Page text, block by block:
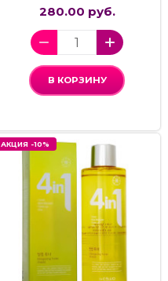
280.00 руб.
В КОРЗИНУ
АКЦИЯ -10%